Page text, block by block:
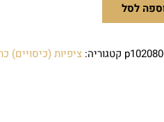
לסל
קטגוריה: ציפיות (כיסויים)